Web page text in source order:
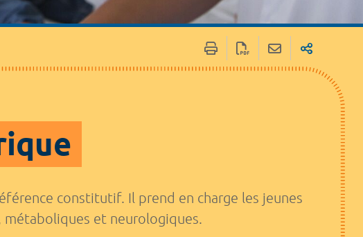
constitutif. Il prend en charge les jeunes
et neurologiques.